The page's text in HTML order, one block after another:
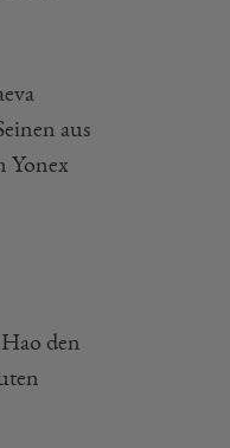
aus
Yonex
den